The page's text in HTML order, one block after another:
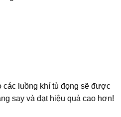
các luồng khí tù đọng sẽ được
say và đạt hiệu quả cao hơn!